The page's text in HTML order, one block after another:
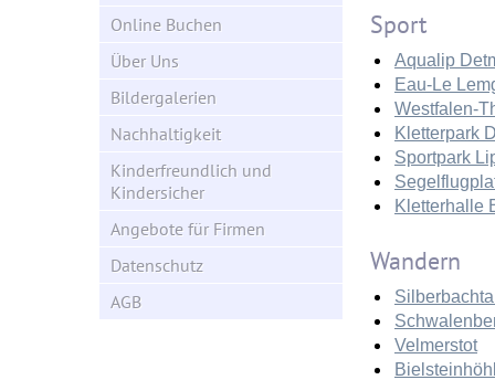
Online Buchen
Über Uns
Bildergalerien
Nachhaltigkeit
Kinderfreundlich und
Kindersicher
Angebote für Firmen
Datenschutz
AGB
Sport
Aqualip
Eau-Le
Westfalen-
Kletterpark
Sportpark
Kletterhalle
Wandern
Velmerstot